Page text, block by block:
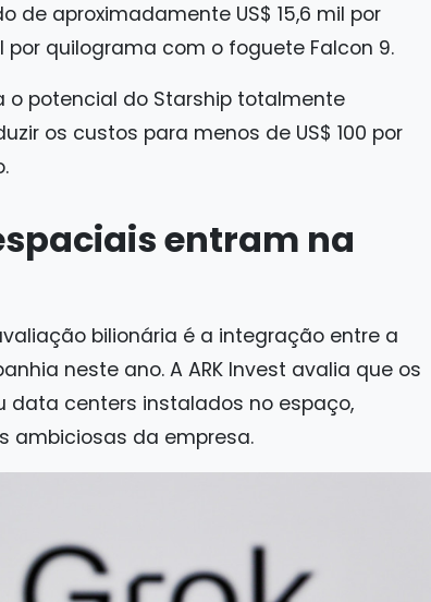
de aproximadamente US$ 15,6 mil por
por quilograma com o foguete Falcon 9.
o potencial do Starship totalmente
os custos para menos de US$ 100 por
entram na
bilionária é a integração entre a
neste ano. A ARK Invest avalia que os
data centers instalados no espaço,
ambiciosas da empresa.